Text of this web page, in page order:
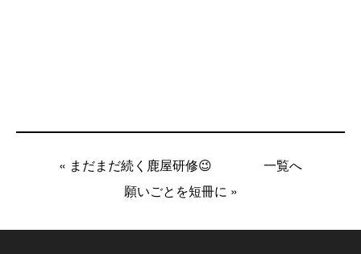
« まだまだ続く鹿屋研修😉
一覧へ
願いごとを短冊に »